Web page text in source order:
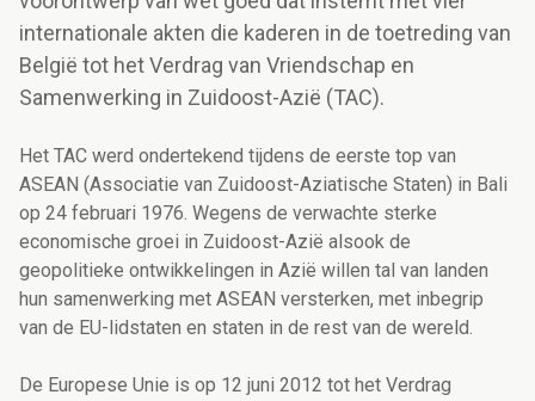
internationale akten die kaderen in de toetreding van
België tot het Verdrag van Vriendschap en
Samenwerking in Zuidoost-Azië (TAC).
Het TAC werd ondertekend tijdens de eerste top van
ASEAN (Associatie van Zuidoost-Aziatische Staten) in Bali
op 24 februari 1976. Wegens de verwachte sterke
economische groei in Zuidoost-Azië alsook de
geopolitieke ontwikkelingen in Azië willen tal van landen
hun samenwerking met ASEAN versterken, met inbegrip
van de EU-lidstaten en staten in de rest van de wereld.
De Europese Unie is op 12 juni 2012 tot het Verdrag